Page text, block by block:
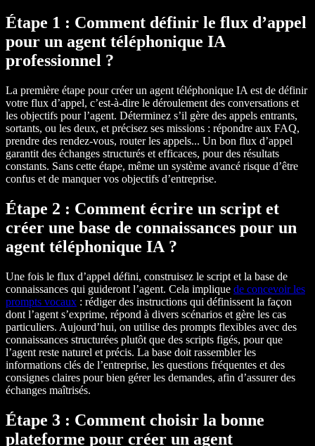
Étape 1 : Comment définir le flux d’appel
pour un agent téléphonique IA
professionnel ?
La première étape pour créer un agent téléphonique IA est de définir
votre flux d’appel, c’est-à-dire le déroulement des conversations et
les objectifs pour l’agent. Déterminez s’il gère des appels entrants,
sortants, ou les deux, et précisez ses missions : répondre aux FAQ,
prendre des rendez-vous, router les appels... Un bon flux d’appel
garantit des échanges structurés et efficaces, pour des résultats
constants. Sans cette étape, même un système avancé risque d’être
confus et de manquer vos objectifs d’entreprise.
Étape 2 : Comment écrire un script et
créer une base de connaissances pour un
agent téléphonique IA ?
Une fois le flux d’appel défini, construisez le script et la base de
connaissances qui guideront l’agent. Cela implique de concevoir les
prompts vocaux : rédiger des instructions qui définissent la façon
dont l’agent s’exprime, répond à divers scénarios et gère les cas
particuliers. Aujourd’hui, on utilise des prompts flexibles avec des
connaissances structurées plutôt que des scripts figés, pour que
l’agent reste naturel et précis. La base doit rassembler les
informations clés de l’entreprise, les questions fréquentes et des
consignes claires pour bien gérer les demandes, afin d’assurer des
échanges maîtrisés.
Étape 3 : Comment choisir la bonne
plateforme pour créer un agent